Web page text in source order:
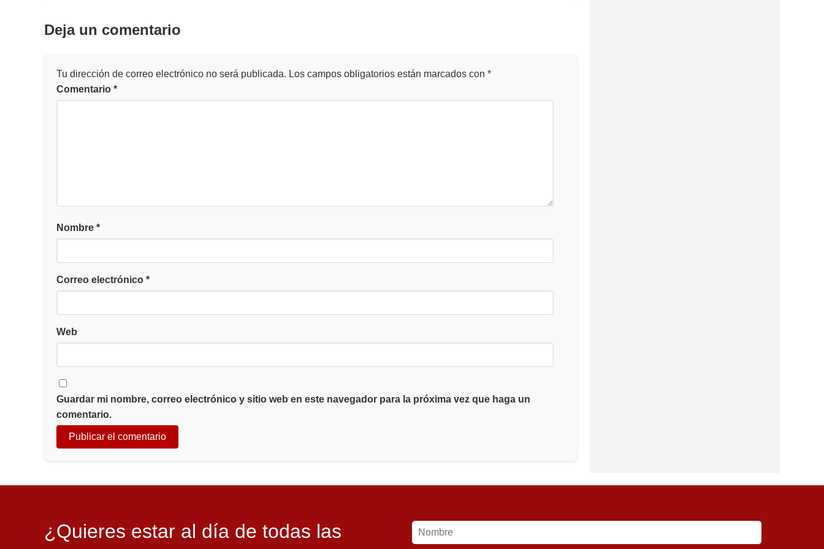
Deja un comentario
Tu dirección de correo electrónico no será publicada. Los campos obligatorios están marcados con *
Comentario *
Nombre *
Correo electrónico *
Web
Guardar mi nombre, correo electrónico y sitio web en este navegador para la próxima vez que haga un
comentario.
¿Quieres estar al día de todas las